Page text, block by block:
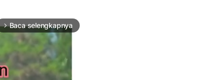
arrow_forward_ios Baca selengkapnya